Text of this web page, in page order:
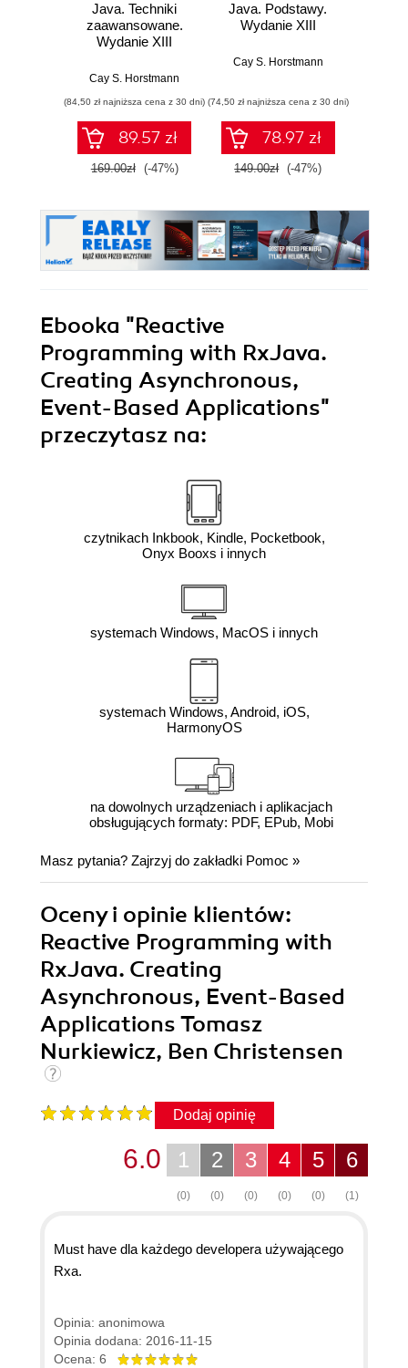
Java. Techniki
zaawansowane.
Wydanie XIII
Cay S. Horstmann
(84,50 zł najniższa cena z 30 dni)
89.57 zł
169.00zł (-47%)
Java. Podstawy.
Wydanie XIII
Cay S. Horstmann
(74,50 zł najniższa cena z 30 dni)
78.97 zł
149.00zł (-47%)
Ebooka "Reactive
Programming with RxJava.
Creating Asynchronous,
Event-Based Applications"
przeczytasz na:
czytnikach Inkbook, Kindle, Pocketbook,
Onyx Booxs i innych
systemach Windows, MacOS i innych
systemach Windows, Android, iOS,
HarmonyOS
na dowolnych urządzeniach i aplikacjach
obsługujących formaty: PDF, EPub, Mobi
Masz pytania? Zajrzyj do zakładki Pomoc »
Oceny i opinie klientów:
Reactive Programming with
RxJava. Creating
Asynchronous, Event-Based
Applications Tomasz
Nurkiewicz, Ben Christensen
Dodaj opinię
6
(1)
5
(0)
4
(0)
3
(0)
2
(0)
1
(0)
6.0
Must have dla każdego developera używającego
Rxa.
Opinia: anonimowa
Opinia dodana: 2016-11-15
Ocena: 6